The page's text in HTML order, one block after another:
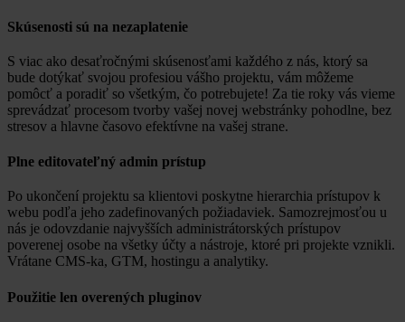
Skúsenosti sú na nezaplatenie
S viac ako desaťročnými skúsenosťami každého z nás, ktorý sa
bude dotýkať svojou profesiou vášho projektu, vám môžeme
pomôcť a poradiť so všetkým, čo potrebujete! Za tie roky vás vieme
sprevádzať procesom tvorby vašej novej webstránky pohodlne, bez
stresov a hlavne časovo efektívne na vašej strane.
Plne editovateľný admin prístup
Po ukončení projektu sa klientovi poskytne hierarchia prístupov k
webu podľa jeho zadefinovaných požiadaviek. Samozrejmosťou u
nás je odovzdanie najvyšších administrátorských prístupov
poverenej osobe na všetky účty a nástroje, ktoré pri projekte vznikli.
Vrátane CMS-ka, GTM, hostingu a analytiky.
Použitie len overených pluginov